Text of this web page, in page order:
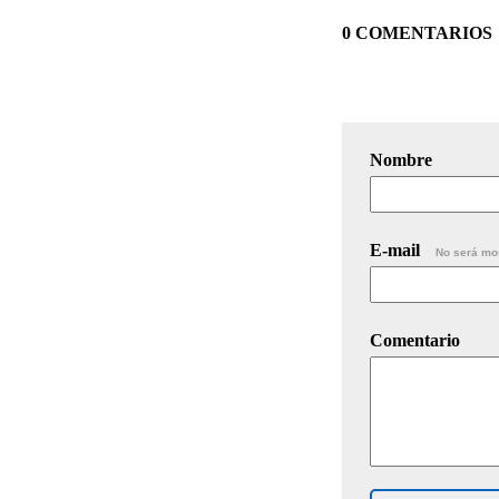
0 COMENTARIOS
Nombre
E-mail No será
Comentario